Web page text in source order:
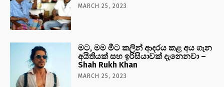
MARCH 25, 2023
මට, මම මීට කලින් ආදරය කළ අය ගැන
අයිතියක් සහ ඉරිසියාවක් දැනෙනවා –
Shah Rukh Khan
MARCH 25, 2023